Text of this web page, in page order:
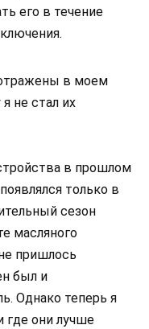
его в течение
в моем
не стал их
в прошлом
только в
сезон
масляного
пришлось
был и
Однако теперь я
где они лучше